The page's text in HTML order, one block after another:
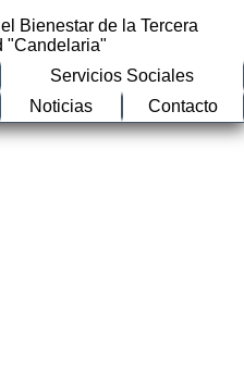
Bienestar de la Tercera
"Candelaria"
Servicios Sociales
Noticias Contacto